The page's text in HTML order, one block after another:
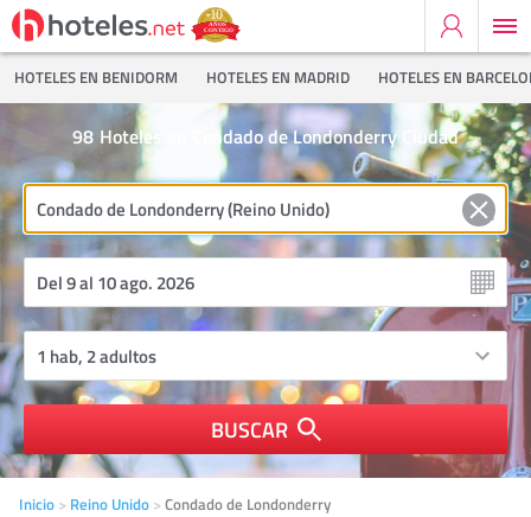
HOTELES EN BENIDORM HOTELES EN MADRID HOTELES EN
Hoteles en Condado de Londonderry Ciudad
98
BUSCAR
Inicio Reino Unido Condado de Londonderry